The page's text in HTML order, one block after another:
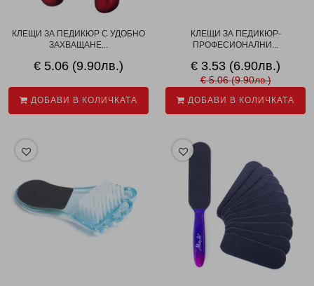
КЛЕЩИ ЗА ПЕДИКЮР С УДОБНО
ЗАХВАЩАНЕ...
€ 5.06 (9.90лв.)
ДОБАВИ В КОЛИЧКАТА
КЛЕЩИ ЗА ПЕДИКЮР-
ПРОФЕСИОНАЛНИ...
€ 3.53 (6.90лв.)
€ 5.06 (9.90лв.)
ДОБАВИ В КОЛИЧКАТА